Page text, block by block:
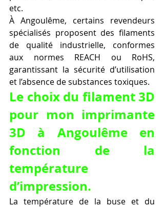
etc.
À Angoulême, certains revendeurs
spécialisés proposent des filaments
de qualité industrielle, conformes
aux normes REACH ou RoHS,
garantissant la sécurité d’utilisation
et l’absence de substances toxiques.
Le choix du filament 3D
pour mon imprimante
3D à Angoulême en
fonction de la
température
d’impression.
La température de la buse et du